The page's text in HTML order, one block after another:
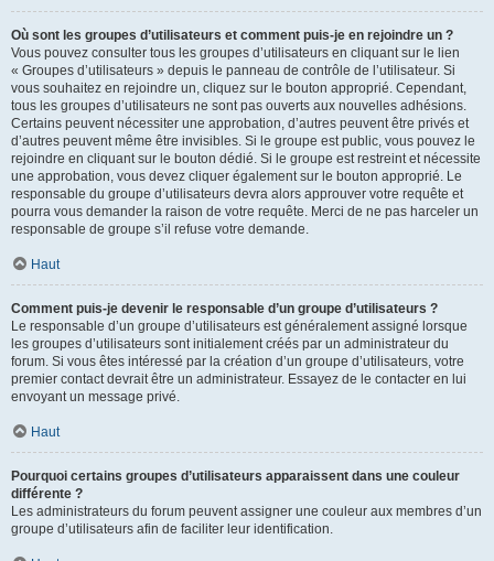
Où sont les groupes d’utilisateurs et comment puis-je en rejoindre un ?
Vous pouvez consulter tous les groupes d’utilisateurs en cliquant sur le lien
« Groupes d’utilisateurs » depuis le panneau de contrôle de l’utilisateur. Si
vous souhaitez en rejoindre un, cliquez sur le bouton approprié. Cependant,
tous les groupes d’utilisateurs ne sont pas ouverts aux nouvelles adhésions.
Certains peuvent nécessiter une approbation, d’autres peuvent être privés et
d’autres peuvent même être invisibles. Si le groupe est public, vous pouvez le
rejoindre en cliquant sur le bouton dédié. Si le groupe est restreint et nécessite
une approbation, vous devez cliquer également sur le bouton approprié. Le
responsable du groupe d’utilisateurs devra alors approuver votre requête et
pourra vous demander la raison de votre requête. Merci de ne pas harceler un
responsable de groupe s’il refuse votre demande.
Haut
Comment puis-je devenir le responsable d’un groupe d’utilisateurs ?
Le responsable d’un groupe d’utilisateurs est généralement assigné lorsque
les groupes d’utilisateurs sont initialement créés par un administrateur du
forum. Si vous êtes intéressé par la création d’un groupe d’utilisateurs, votre
premier contact devrait être un administrateur. Essayez de le contacter en lui
envoyant un message privé.
Haut
Pourquoi certains groupes d’utilisateurs apparaissent dans une couleur
différente ?
Les administrateurs du forum peuvent assigner une couleur aux membres d’un
groupe d’utilisateurs afin de faciliter leur identification.